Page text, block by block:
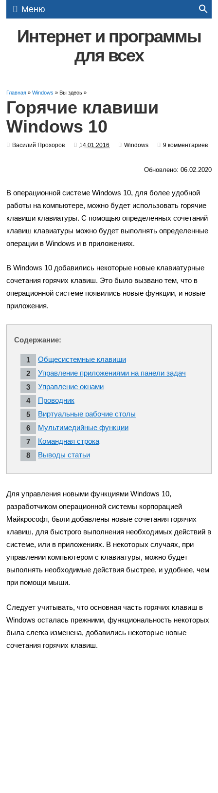
Меню
Интернет и программы
для всех
Главная »Windows » Вы здесь »
Горячие клавиши
Windows 10
Василий Прохоров 14.01.2016 Windows 9 комментариев
Обновлено: 06.02.2020
В операционной системе Windows 10, для более удобной
работы на компьютере, можно будет использовать горячие
клавиши клавиатуры. С помощью определенных сочетаний
клавиш клавиатуры можно будет выполнять определенные
операции в Windows и в приложениях.
В Windows 10 добавились некоторые новые клавиатурные
сочетания горячих клавиш. Это было вызвано тем, что в
операционной системе появились новые функции, и новые
приложения.
Содержание:
Общесистемные клавиши
Управление приложениями на панели задач
Управление окнами
Проводник
Виртуальные рабочие столы
Мультимедийные функции
Командная строка
Выводы статьи
Для управления новыми функциями Windows 10,
разработчиком операционной системы корпорацией
Майкрософт, были добавлены новые сочетания горячих
клавиш, для быстрого выполнения необходимых действий в
системе, или в приложениях. В некоторых случаях, при
управлении компьютером с клавиатуры, можно будет
выполнять необходимые действия быстрее, и удобнее, чем
при помощи мыши.
Следует учитывать, что основная часть горячих клавиш в
Windows осталась прежними, функциональность некоторых
была слегка изменена, добавились некоторые новые
сочетания горячих клавиш.